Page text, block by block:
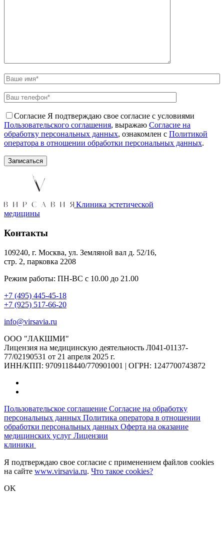
Согласие Я подтверждаю свое согласие с условиями
Пользовательского соглашения, выражаю Согласие на
обработку персональных данных, ознакомлен с Политикой
оператора в отношении обработки персональных данных.
Клиника эстетической
медицины
Контакты
109240, г. Москва, ул. Земляной вал д. 52/16,
стр. 2, парковка 2208
Режим работы: ПН-ВС с 10.00 до 21.00
+7 (495) 445-45-18
+7 (925) 517-66-20
info@virsavia.ru
ООО "ЛАКШМИ"
Лицензия на медицинскую деятельность Л041-01137-
77/02190531 от 21 апреля 2025 г.
ИНН/КПП: 9709118440/770901001 | ОГРН: 1247700743872
Пользовательское соглашение Согласие на обработку
персональных данных Политика оператора в отношении
обработки персональных данных Оферта на оказание
медицинских услуг Лицензии
клиники
Я подтверждаю свое согласие с применением файлов cookies
на сайте www.virsavia.ru. Что такое cookies?
OK